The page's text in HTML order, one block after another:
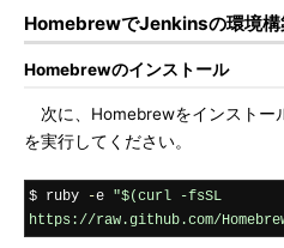
HomebrewでJenkinsの環境構
Homebrewのインストール
次に、Homebrewをインストー
を実行してください。
$ ruby -e "$(curl -fsSL
https://raw.github.com/